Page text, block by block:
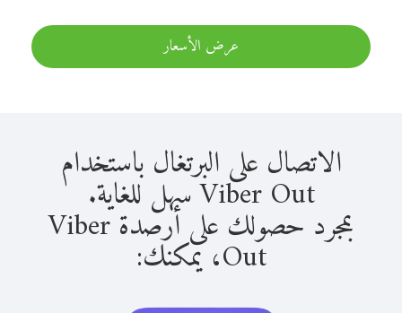
عرض الأسعار
الاتصال على البرتغال باستخدام
Viber Out سهل للغاية.
بمجرد حصولك على أرصدة Viber
Out، يمكنك: